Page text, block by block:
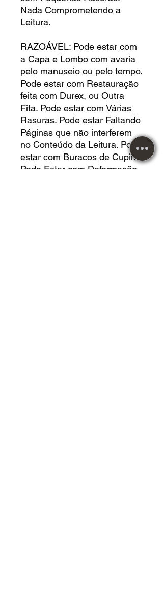
Nada Comprometendo a
Leitura.
RAZOÁVEL: Pode estar com
a Capa e Lombo com avaria
pelo manuseio ou pelo tempo.
Pode estar com Restauração
feita com Durex, ou Outra
Fita. Pode estar com Várias
Rasuras. Pode estar Faltando
Páginas que não interferem
no Conteúdo da Leitura. Pode
estar com Buracos de Cupim.
Pode Estar com Deformação